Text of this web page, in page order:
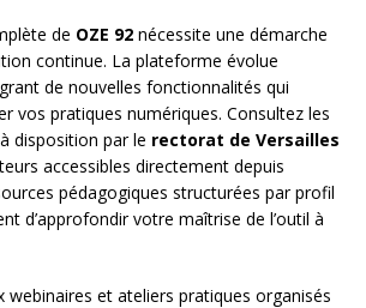
de OZE 92 nécessite une démarche
continue. La plateforme évolue
de nouvelles fonctionnalités qui
vos pratiques numériques. Consultez les
disposition par le rectorat de Versailles
accessibles directement depuis
pédagogiques structurées par profil
d’approfondir votre maîtrise de l’outil à
webinaires et ateliers pratiques organisés